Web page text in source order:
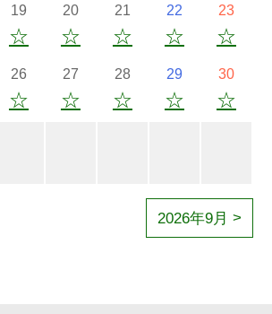
19
☆
20
☆
21
☆
22
☆
23
☆
26
☆
27
☆
28
☆
29
☆
30
☆
2026年9月